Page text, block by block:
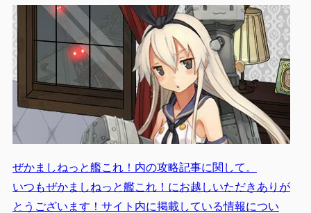
ぜかましねっと艦これ！内の攻略記事に関して。
いつもぜかましねっと艦これ！にお越しいただきありが
とうございます！サイト内に掲載している情報につい